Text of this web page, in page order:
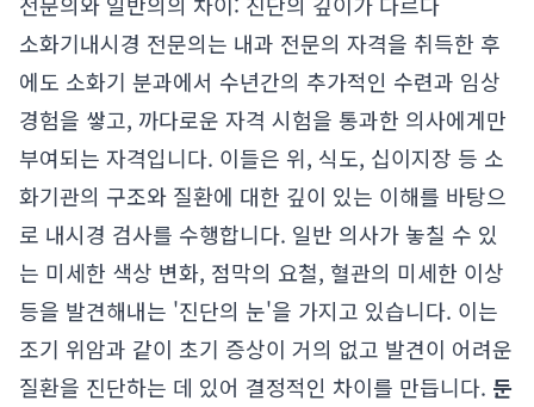
소화기내시경 전문의는 내과 전문의 자격을 취득한 후
에도 소화기 분과에서 수년간의 추가적인 수련과 임상
경험을 쌓고, 까다로운 자격 시험을 통과한 의사에게만
부여되는 자격입니다. 이들은 위, 식도, 십이지장 등 소
화기관의 구조와 질환에 대한 깊이 있는 이해를 바탕으
로 내시경 검사를 수행합니다. 일반 의사가 놓칠 수 있
는 미세한 색상 변화, 점막의 요철, 혈관의 미세한 이상
등을 발견해내는 '진단의 눈'을 가지고 있습니다. 이는
조기 위암과 같이 초기 증상이 거의 없고 발견이 어려운
질환을 진단하는 데 있어 결정적인 차이를 만듭니다. 둔